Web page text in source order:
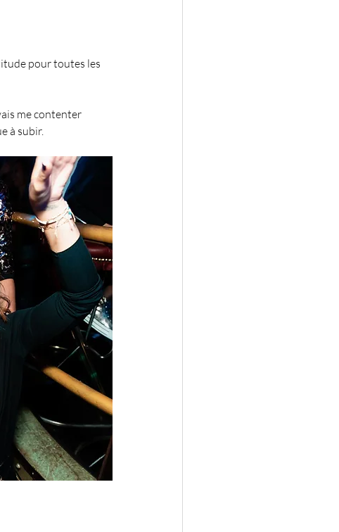
pour toutes les
me contenter
à subir.